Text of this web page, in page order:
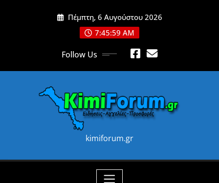
Πέμπτη, 6 Αυγούστου 2026
7:46:01 AM
Follow Us
kimiforum.gr